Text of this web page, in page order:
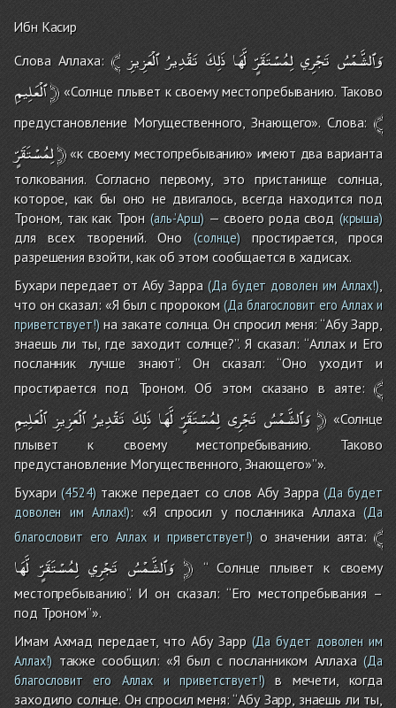
Ибн Касир
Слова Аллаха: ﴾ وَٱلشَّمْسُ تَجْرِي لِمُسْتَقَرٍّ لَّهَا ذَلِكَ تَقْدِيرُ ٱلْعَزِيزِ
ٱلْعَلِيمِ﴿«Солнце плывет к своему местопребыванию. Таково
предустановление Могущественного, Знающего». Слова:﴾
لِمُسْتَقَرٍّ﴿«к своему местопребыванию» имеют два варианта
толкования. Согласно первому, это пристанище солнца,
которое, как бы оно не двигалось, всегда находится под
Троном, так как Трон (аль-’Арш)— своего рода свод (крыша)
для всех творений. Оно(солнце)простирается, прося
разрешения взойти, как об этом сообщается в хадисах.
Бухари передает от Абу Зарра (Да будет доволен им Аллах!),
что он сказал: «Я был с пророком(Да благословит его Аллах и
приветствует!)на закате солнца. Он спросил меня: “Абу Зарр,
знаешь ли ты, где заходит солнце?”. Я сказал: “Аллах и Его
посланник лучше знают”. Он сказал: “Оно уходит и
простирается под Троном. Об этом сказано в аяте:﴾
وَٱلشَّمْسُ تَجْرِى لِمُسْتَقَرٍّ لَّهَا ذَلِكَ تَقْدِيرُ ٱلْعَزِيزِ ٱلْعَلِيمِ ﴿«Солнце
плывет к своему местопребыванию. Таково
предустановление Могущественного, Знающего»”».
Бухари(4524)также передает со слов Абу Зарра(Да будет
доволен им Аллах!): «Я спросил у посланника Аллаха(Да
благословит его Аллах и приветствует!)о значении аята:﴾
وَٱلشَّمْسُ تَجْرِي لِمُسْتَقَرٍّ لَّهَا ﴿“ Солнце плывет к своему
местопребыванию”. И он сказал: “Его местопребывания –
под Троном”».
Имам Ахмад передает, что Абу Зарр(Да будет доволен им
Аллах!) также сообщил: «Я был с посланником Аллаха(Да
благословит его Аллах и приветствует!)в мечети, когда
заходило солнце. Он спросил меня: “Абу Зарр, знаешь ли ты,